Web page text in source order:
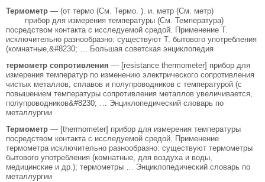
Термометр — (от термо (См. Термо. ). и. метр (См. метр)
прибор для измерения температуры (См. Температура)
посредством контакта с исследуемой средой. Применение Т.
исключительно разнообразно: существуют Т. бытового употребления
(комнатные,&#8230; … Большая советская энциклопедия
термометр сопротивления — [resistance thermometer] прибор для
измерения температур по изменению электрического сопротивления
чистых металлов, сплавов и полупроводников с температурой (с
повышением температуры сопротивления металлов увеличивается,
полупроводников&#8230; … Энциклопедический словарь по
металлургии
Термометр — [thermometer] прибор для измерения температуры
посредством контакта с исследуемой средой. Применение
термометра исключительно разнообразно: существуют термометры
бытового употребления (комнатные, для воздуха и воды,
медицинские и др.); термометры … Энциклопедический словарь по
металлургии